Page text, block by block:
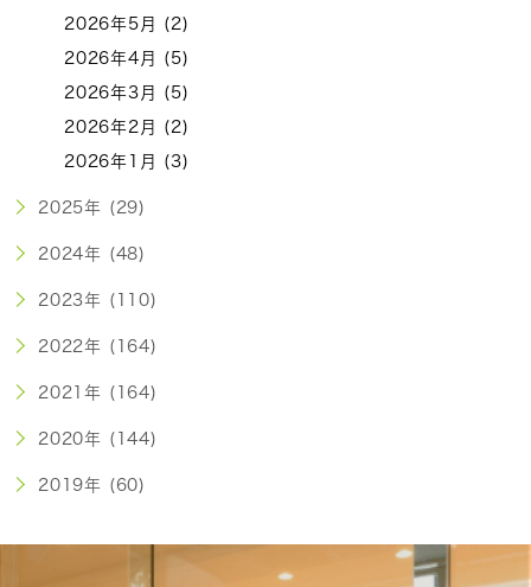
2026年5月 (2)
2026年4月 (5)
2026年3月 (5)
2026年2月 (2)
2026年1月 (3)
2025年 (29)
2024年 (48)
2023年 (110)
2022年 (164)
2021年 (164)
2020年 (144)
2019年 (60)